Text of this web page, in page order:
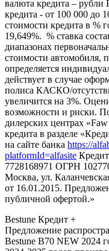
валюта кредита – рубли
кредита - от 100 000 до
стоимости кредита в %
19,649%. % ставка
диапазонах
стоимости автомобиля,
определяется
действует в случае
полиса КАСКО/
увеличится на 3%.
возможности и риски.
дилерских центрах
кредита в разделе
на сайте банка https://
platformId=alfasite
7728168971 ОГРН
Москва, ул.
от 16.01.2015.
публичной офертой.»
Bestune Кредит +
Предложение
Bestune B70 NEW 2024